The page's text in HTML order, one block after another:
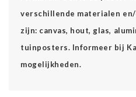
verschillende materialen
zijn: canvas, hout, glas,
tuinposters. Informeer bij
mogelijkheden.